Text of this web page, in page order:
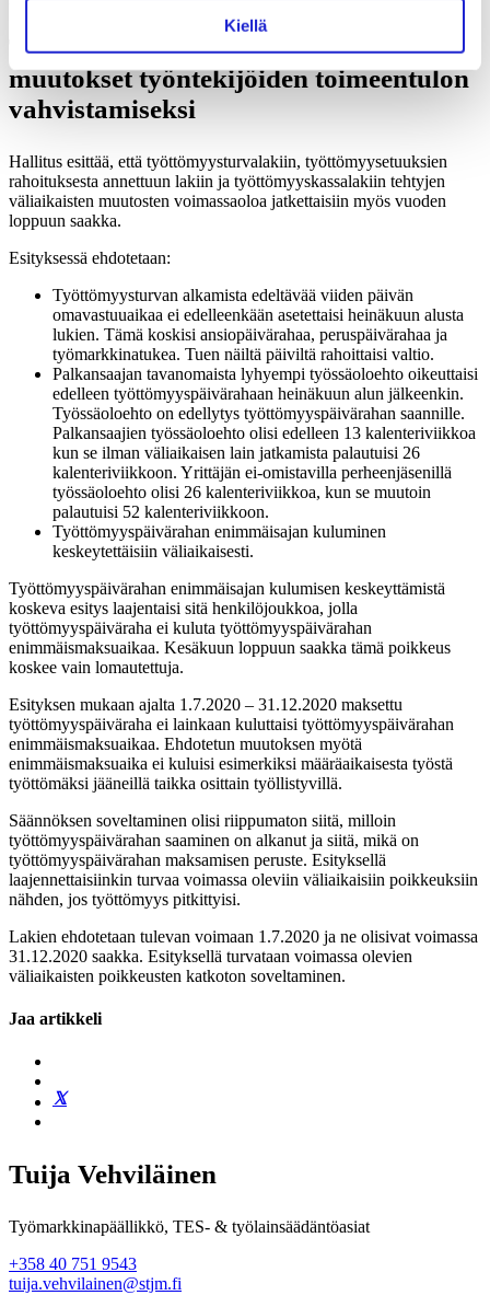
Kiellä
Työttömyysturvalain väliaikaiset
muutokset työntekijöiden toimeentulon
vahvistamiseksi
Hallitus esittää, että työttömyysturvalakiin, työttömyysetuuksien
rahoituksesta annettuun lakiin ja työttömyyskassalakiin tehtyjen
väliaikaisten muutosten voimassaoloa jatkettaisiin myös vuoden
loppuun saakka.
Esityksessä ehdotetaan:
Työttömyysturvan alkamista edeltävää viiden päivän
omavastuuaikaa ei edelleenkään asetettaisi heinäkuun alusta
lukien. Tämä koskisi ansiopäivärahaa, peruspäivärahaa ja
työmarkkinatukea. Tuen näiltä päiviltä rahoittaisi valtio.
Palkansaajan tavanomaista lyhyempi työssäoloehto oikeuttaisi
edelleen työttömyyspäivärahaan heinäkuun alun jälkeenkin.
Työssäoloehto on edellytys työttömyyspäivärahan saannille.
Palkansaajien työssäoloehto olisi edelleen 13 kalenteriviikkoa
kun se ilman väliaikaisen lain jatkamista palautuisi 26
kalenteriviikkoon. Yrittäjän ei-omistavilla perheenjäsenillä
työssäoloehto olisi 26 kalenteriviikkoa, kun se muutoin
palautuisi 52 kalenteriviikkoon.
Työttömyyspäivärahan enimmäisajan kuluminen
keskeytettäisiin väliaikaisesti.
Työttömyyspäivärahan enimmäisajan kulumisen keskeyttämistä
koskeva esitys laajentaisi sitä henkilöjoukkoa, jolla
työttömyyspäiväraha ei kuluta työttömyyspäivärahan
enimmäismaksuaikaa. Kesäkuun loppuun saakka tämä poikkeus
koskee vain lomautettuja.
Esityksen mukaan ajalta 1.7.2020 – 31.12.2020 maksettu
työttömyyspäiväraha ei lainkaan kuluttaisi työttömyyspäivärahan
enimmäismaksuaikaa. Ehdotetun muutoksen myötä
enimmäismaksuaika ei kuluisi esimerkiksi määräaikaisesta työstä
työttömäksi jääneillä taikka osittain työllistyvillä.
Säännöksen soveltaminen olisi riippumaton siitä, milloin
työttömyyspäivärahan saaminen on alkanut ja siitä, mikä on
työttömyyspäivärahan maksamisen peruste. Esityksellä
laajennettaisiinkin turvaa voimassa oleviin väliaikaisiin poikkeuksiin
nähden, jos työttömyys pitkittyisi.
Lakien ehdotetaan tulevan voimaan 1.7.2020 ja ne olisivat voimassa
31.12.2020 saakka. Esityksellä turvataan voimassa olevien
väliaikaisten poikkeusten katkoton soveltaminen.
Jaa artikkeli
Tuija Vehviläinen
Työmarkkinapäällikkö, TES- & työlainsäädäntöasiat
+358 40 751 9543
tuija.vehvilainen@stjm.fi